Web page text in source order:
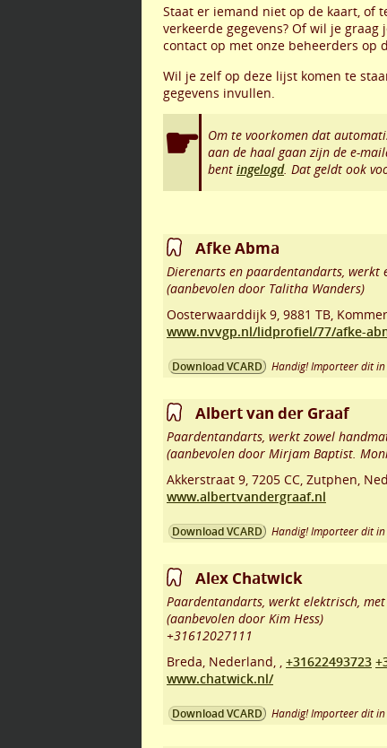
Staat er iemand niet op de kaart, of
verkeerde gegevens? Of wil je
contact op met onze beheerders op
Wil je zelf op deze lijst komen te
gegevens invullen.
Om te voorkomen dat
aan de haal gaan zijn de e-
bent ingelogd. Dat geldt ook
Afke Abma
Dierenarts en paardentandarts, werkt
(aanbevolen door Talitha Wanders)
Oosterwaarddijk 9 9881 TB
www.nvvgp.nl/lidprofiel/77/afke-
Download VCARD Handig! Importeer dit
Albert van der Graaf
Paardentandarts, werkt zowel
(aanbevolen door Mirjam Baptist.
Akkerstraat 9 7205 CC Zutphen
www.albertvandergraaf.nl
Download VCARD Handig! Importeer dit
Alex Chatwick
Paardentandarts, werkt elektrisch,
(aanbevolen door Kim Hess)
+31612027111
Breda Nederland, +31622493723
www.chatwick.nl/
Download VCARD Handig! Importeer dit